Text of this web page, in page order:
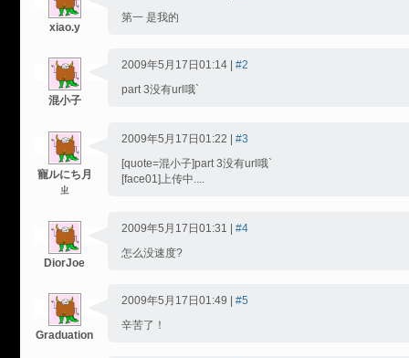
xiao.y
第一 是我的
混小子
2009年5月17日01:14 | #2
part 3没有url哦`
寵ルにち月
ㄓ
2009年5月17日01:22 | #3
[quote=混小子]part 3没有url哦`
[face01]上传中....
DiorJoe
2009年5月17日01:31 | #4
怎么没速度?
Graduation
2009年5月17日01:49 | #5
辛苦了！